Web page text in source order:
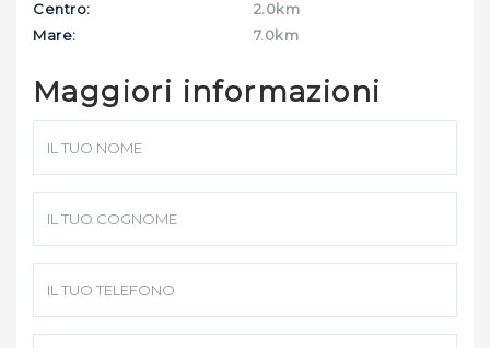
Centro:
2.0km
Mare:
7.0km
Maggiori informazioni